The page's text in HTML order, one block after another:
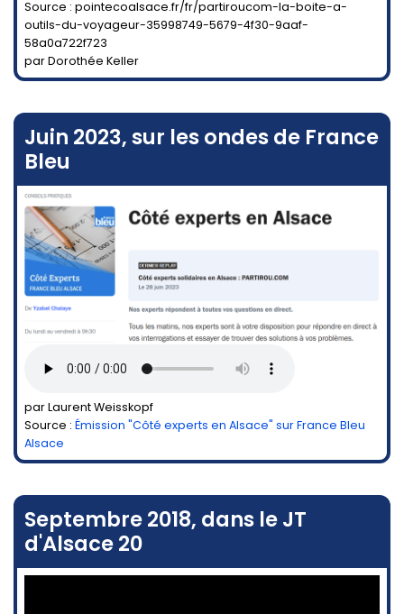
Source : pointecoalsace.fr/fr/partiroucom-la-boite-a-
outils-du-voyageur-35998749-5679-4f30-9aaf-
58a0a722f723
par Dorothée Keller
Juin 2023, sur les ondes de France
Bleu
par Laurent Weisskopf
Source : Émission "Côté experts en Alsace" sur France Bleu
Alsace
Septembre 2018, dans le JT
d'Alsace 20